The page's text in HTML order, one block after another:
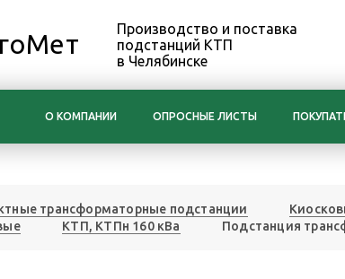
Производство и поставка
подстанций КТП
в Челябинске
О КОМПАНИИ ОПРОСНЫЕ ЛИСТЫ
трансформаторные подстанции
КТП, КТПн 160 кВа Подстанция